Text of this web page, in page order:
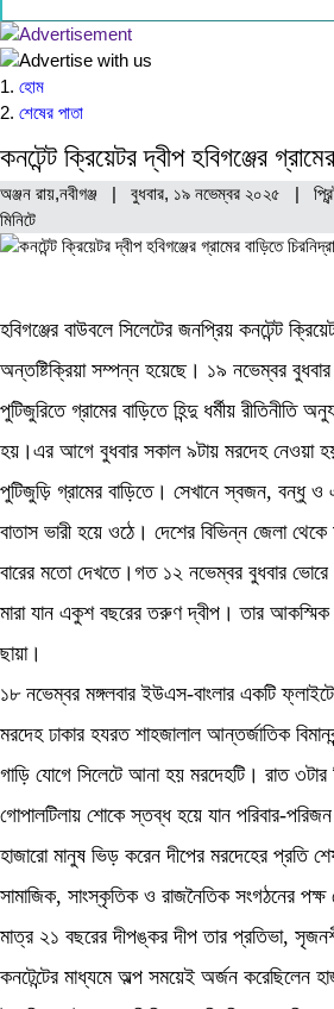
হোম
শেষের পাতা
কনটেন্ট ক্রিয়েটর দ্বীপ হবিগঞ্জের
অঞ্জন রায়,নবীগঞ্জ | বুধবার, ১৯ নভেম্বর ২০২৫ |
মিনিটে
হবিগঞ্জের বাউবলে সিলেটের জনপ্রিয় কনটেন্ট
অন্তষ্টিক্রিয়া সম্পন্ন হয়েছে। ১৯ নভেম্বর
পুটিজুরিতে গ্রামের বাড়িতে হিন্দু ধর্মীয় রীতিনীতি
হয়।এর আগে বুধবার সকাল ৯টায় মরদেহ নেওয়া
পুটিজুড়ি গ্রামের বাড়িতে। সেখানে স্বজন, বন্ধু ও
বাতাস ভারী হয়ে ওঠে। দেশের বিভিন্ন জেলা
বারের মতো দেখতে।গত ১২ নভেম্বর বুধবার ভোরে
মারা যান একুশ বছরের তরুণ দ্বীপ। তার
ছায়া।
১৮ নভেম্বর মঙ্গলবার ইউএস-বাংলার একটি
মরদেহ ঢাকার হযরত শাহজালাল আন্তর্জাতিক
গাড়ি যোগে সিলেটে আনা হয় মরদেহটি। রাত
গোপালটিলায় শোকে স্তব্ধ হয়ে যান পরিবার-
হাজারো মানুষ ভিড় করেন দীপের মরদেহের প্রতি
সামাজিক, সাংস্কৃতিক ও রাজনৈতিক সংগঠনের
মাত্র ২১ বছরের দীপঙ্কর দীপ তার প্রতিভা,
কনটেন্টের মাধ্যমে অল্প সময়েই অর্জন করেছিলেন